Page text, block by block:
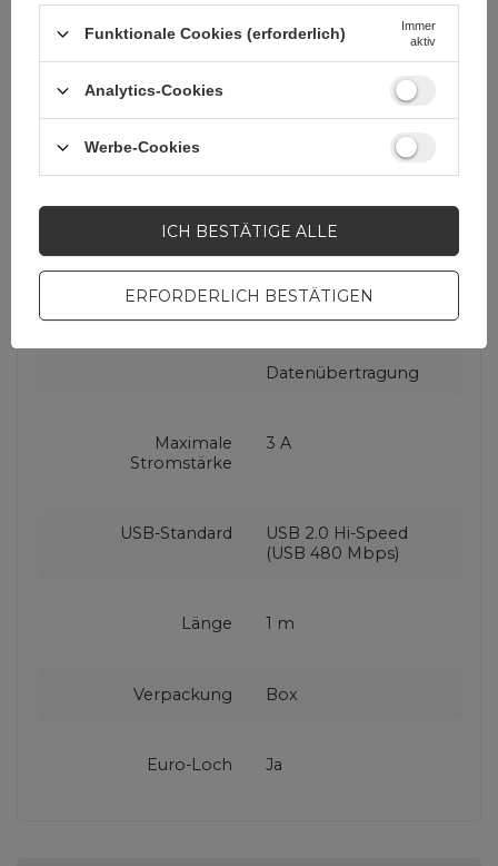
Symbol L25SM
Mobiltelefonzubehör
Farbe
(männlich)
Datenübertragung
Maximale
Stromstärke
3 A
USB-Standard
USB 2.0 Hi-Speed
(USB 480 Mbps)
Länge 1 m
Verpackung Box
Euro-Loch Ja
Funktionale Cookies (erforderlich)
Immer
aktiv
Analytics-Cookies
Werbe-Cookies
ERFORDERLICH BESTÄTIGEN
ICH BESTÄTIGE ALLE